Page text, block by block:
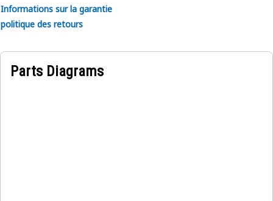
Informations sur la garantie
politique des retours
Parts Diagrams